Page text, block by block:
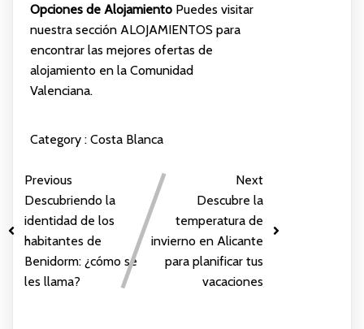
Opciones de AlojamientoPuedes visitar
nuestra sección ALOJAMIENTOS para
encontrar las mejores ofertas de
alojamiento en la Comunidad
Valenciana.
Category : Costa Blanca
Previous
Descubriendo la
identidad de los
habitantes de
Benidorm: ¿cómo se
les llama?
Next
Descubre la
temperatura de
invierno en Alicante
para planificar tus
vacaciones